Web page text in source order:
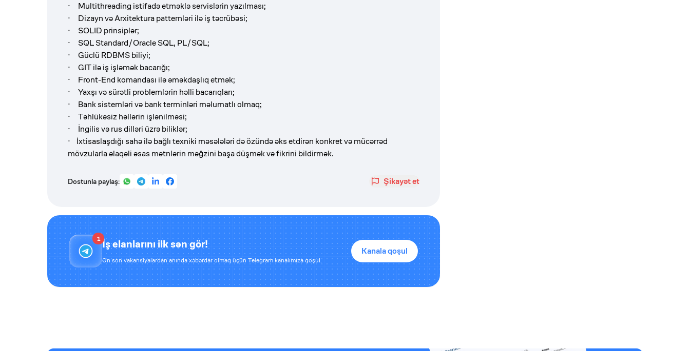
· Multithreading istifadə etməklə servislərin yazılması;
· Dizayn və Arxitektura patternləri ilə iş təcrübəsi;
· SOLID prinsiplər;
· SQL Standard/Oracle SQL, PL/SQL;
· Güclü RDBMS biliyi;
· GIT ilə iş işləmək bacarığı;
· Front-End komandası ilə əməkdaşlıq etmək;
· Yaxşı və sürətli problemlərin həlli bacarıqları;
· Bank sistemləri və bank terminləri məlumatlı olmaq;
· Təhlükəsiz həllərin işlənilməsi;
· İngilis və rus dilləri üzrə biliklər;
· İxtisaslaşdığı sahə ilə bağlı texniki məsələləri də özündə əks etdirən konkret və mücərrəd
mövzularla əlaqəli əsas mətnlərin məğzini başa düşmək və fikrini bildirmək.
Dostunla paylaş: Şikayət et
1 İş elanlarını ilk sən gör!
Ən son vakansiyalardan anında xəbərdar olmaq üçün Telegram kanalımıza qoşul.
Kanala qoşul